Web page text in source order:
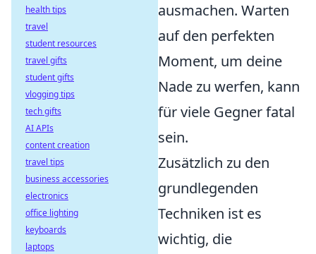
ausmachen. Warten
auf den perfekten
Moment, um deine
Nade zu werfen, kann
für viele Gegner fatal
sein.
Zusätzlich zu den
grundlegenden
Techniken ist es
wichtig, die
health tips
travel
student resources
travel gifts
student gifts
vlogging tips
tech gifts
AI APIs
content creation
travel tips
business accessories
electronics
office lighting
keyboards
laptops